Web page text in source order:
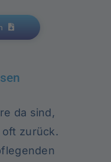
da sind,
zurück.